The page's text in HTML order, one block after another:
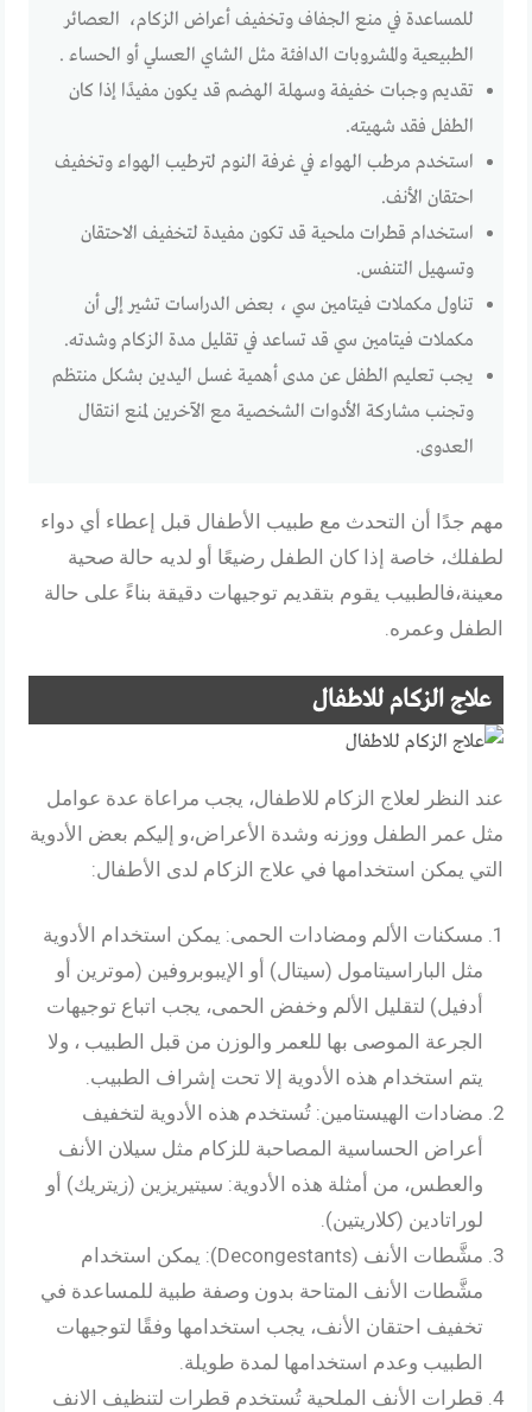
للمساعدة في منع الجفاف وتخفيف أعراض الزكام، العصائر
الطبيعية والمشروبات الدافئة مثل الشاي العسلي أو الحساء .
تقديم وجبات خفيفة وسهلة الهضم قد يكون مفيدًا إذا كان
الطفل فقد شهيته.
استخدم مرطب الهواء في غرفة النوم لترطيب الهواء وتخفيف
احتقان الأنف.
استخدام قطرات ملحية قد تكون مفيدة لتخفيف الاحتقان
وتسهيل التنفس.
تناول مكملات فيتامين سي ، بعض الدراسات تشير إلى أن
مكملات فيتامين سي قد تساعد في تقليل مدة الزكام وشدته.
يجب تعليم الطفل عن مدى أهمية غسل اليدين بشكل منتظم
وتجنب مشاركة الأدوات الشخصية مع الآخرين لمنع انتقال
العدوى.
مهم جدًا أن التحدث مع طبيب الأطفال قبل إعطاء أي دواء
لطفلك، خاصة إذا كان الطفل رضيعًا أو لديه حالة صحية
معينة،فالطبيب يقوم بتقديم توجيهات دقيقة بناءً على حالة
الطفل وعمره.
علاج الزكام للاطفال
عند النظر لعلاج الزكام للاطفال، يجب مراعاة عدة عوامل
مثل عمر الطفل ووزنه وشدة الأعراض،و إليكم بعض الأدوية
التي يمكن استخدامها في علاج الزكام لدى الأطفال:
مسكنات الألم ومضادات الحمى: يمكن استخدام الأدوية
مثل الباراسيتامول (سيتال) أو الإيبوبروفين (موترين أو
أدفيل) لتقليل الألم وخفض الحمى، يجب اتباع توجيهات
الجرعة الموصى بها للعمر والوزن من قبل الطبيب ، ولا
يتم استخدام هذه الأدوية إلا تحت إشراف الطبيب.
مضادات الهيستامين: تُستخدم هذه الأدوية لتخفيف
أعراض الحساسية المصاحبة للزكام مثل سيلان الأنف
والعطس، من أمثلة هذه الأدوية: سيتيريزين (زيتريك) أو
لوراتادين (كلاريتين).
مشَّطات الأنف (Decongestants): يمكن استخدام
مشَّطات الأنف المتاحة بدون وصفة طبية للمساعدة في
تخفيف احتقان الأنف، يجب استخدامها وفقًا لتوجيهات
الطبيب وعدم استخدامها لمدة طويلة.
قطرات الأنف الملحية تُستخدم قطرات لتنظيف الانف